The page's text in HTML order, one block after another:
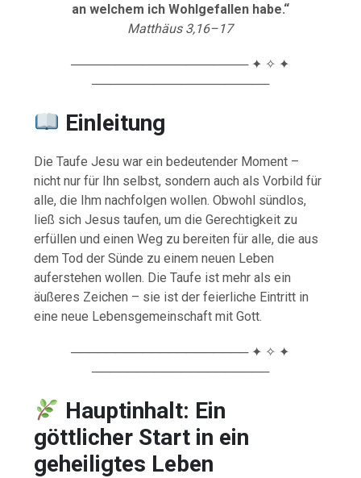
an welchem ich Wohlgefallen habe.“
Matthäus 3,16–17
──────────────────── ✦ ✧ ✦
────────────────────
Einleitung
Die Taufe Jesu war ein bedeutender Moment –
nicht nur für Ihn selbst, sondern auch als Vorbild für
alle, die Ihm nachfolgen wollen. Obwohl sündlos,
ließ sich Jesus taufen, um die Gerechtigkeit zu
erfüllen und einen Weg zu bereiten für alle, die aus
dem Tod der Sünde zu einem neuen Leben
auferstehen wollen. Die Taufe ist mehr als ein
äußeres Zeichen – sie ist der feierliche Eintritt in
eine neue Lebensgemeinschaft mit Gott.
──────────────────── ✦ ✧ ✦
────────────────────
Hauptinhalt: Ein
göttlicher Start in ein
geheiligtes Leben